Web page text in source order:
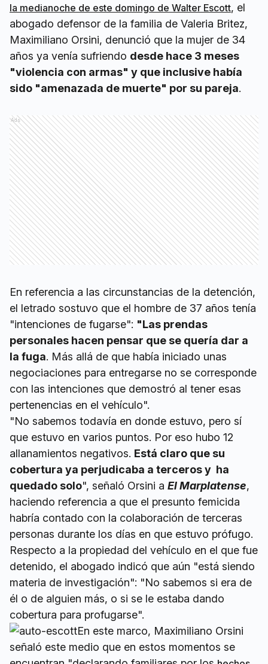
la medianoche de este domingo de Walter Escott, el
abogado defensor de la familia de Valeria Britez,
Maximiliano Orsini, denunció que la mujer de 34
años ya venía sufriendo desde hace 3 meses
"violencia con armas" y que inclusive había
sido "amenazada de muerte" por su pareja.
Ads
En referencia a las circunstancias de la detención,
el letrado sostuvo que el hombre de 37 años tenía
"intenciones de fugarse": "Las prendas
personales hacen pensar que se quería dar a
la fuga. Más allá de que había iniciado unas
negociaciones para entregarse no se corresponde
con las intenciones que demostró al tener esas
pertenencias en el vehículo".
"No sabemos todavía en donde estuvo, pero sí
que estuvo en varios puntos. Por eso hubo 12
allanamientos negativos. Está claro que su
cobertura ya perjudicaba a terceros y ha
quedado solo", señaló Orsini a El Marplatense,
haciendo referencia a que el presunto femicida
habría contado con la colaboración de terceras
personas durante los días en que estuvo prófugo.
Respecto a la propiedad del vehículo en el que fue
detenido, el abogado indicó que aún "está siendo
materia de investigación": "No sabemos si era de
él o de alguien más, o si se le estaba dando
cobertura para profugarse".
En este marco, Maximiliano Orsini
señaló este medio que en estos momentos se